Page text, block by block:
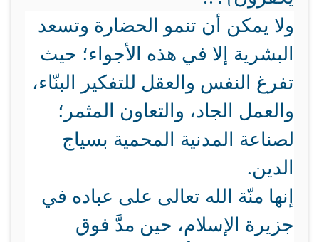
ولا يمكن أن تنمو الحضارة وتسعد
البشرية إلا في هذه الأجواء؛ حيث
تفرغ النفس والعقل للتفكير البنّاء،
والعمل الجاد، والتعاون المثمر؛
لصناعة المدنية المحمية بسياج
الدين.
إنها منّة الله تعالى على عباده في
جزيرة الإسلام، حين مدَّ فوق